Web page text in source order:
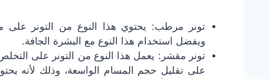
تونر مرطب: يحتوي هذا النوع من التونر على
ويفضل استخدام هذا النوع مع البشرة الجافة.
تونر مقشر: يعمل هذا النوع من التونر على
على تقليل حجم المسام الواسعة، وذلك لأنه